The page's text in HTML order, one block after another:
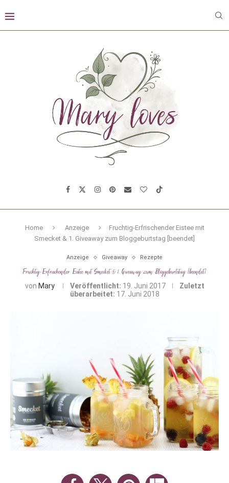
Home Anzeige
Fruchtig-Erfrischender Eistee mit
Smecket & 1. Giveaway zum Bloggeburtstag [beendet]
Anzeige Giveaway Rezepte
Fruchtig-Erfrischender Eistee mit Smecket & 1. Giveaway zum Bloggeburtstag [beendet]
von Mary Veröffentlicht: 19. Juni 2017
Zuletzt
überarbeitet: 17. Juni 2018